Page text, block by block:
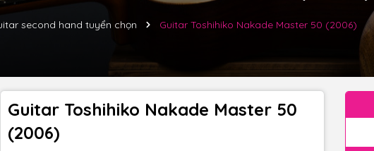
second hand tuyển chọn Guitar Toshihiko Nakade Master 50 (2006)
Guitar Toshihiko Nakade Master 50
(2006)